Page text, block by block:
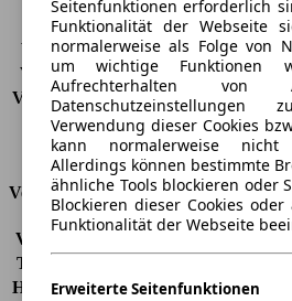
CO2 Emissionen*
139 g/km
Verbrauch (Stadt)
7,0 l/100km
Verbrauch (Land)
5,1 l/100km
Verbrauch (komb.)* 5,8 l/100km
Schadstoffklasse
EU4
Tankinhalt
41 l
Versicherungsklassen
Vollkasko
Teilkasko
Haftpflicht -
Seitenfunktionen erforderlich
Funktionalität der Webseite
normalerweise als Folge von
um wichtige Funktionen
Aufrechterhalten von
Verwendung dieser Cookies
kann normalerweise nicht
Allerdings können bestimmte
ähnliche Tools blockieren oder
Blockieren dieser Cookies
Funktionalität der Webseite
Erweiterte Seitenfunktionen